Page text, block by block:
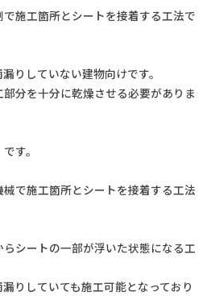
施工箇所とシートを接着する工法で
りしていない建物向けです。
分を十分に乾燥させる必要がありま
す。
で施工箇所とシートを接着する工法
シートの一部が浮いた状態になる工
りしていても施工可能となっており